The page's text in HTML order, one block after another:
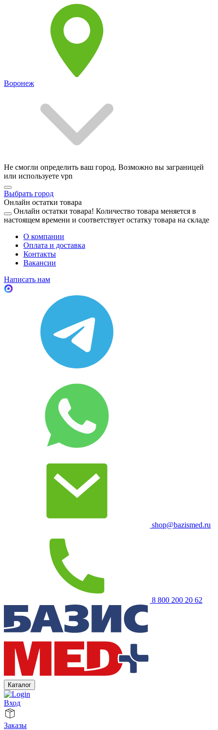
Воронеж
Не смогли определить ваш город. Возможно вы заграницей
или используете vpn
Выбрать город
Онлайн остатки товара
Онлайн остатки товара! Количество товара меняется в
настоящем времени и соответствует остатку товара на складе
О компании
Оплата и доставка
Контакты
Вакансии
Написать нам
shop@bazismed.ru
8 800 200 20 62
Каталог
Вход
Заказы